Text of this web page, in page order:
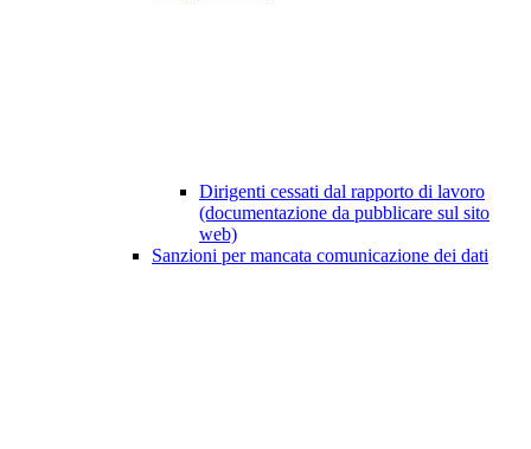
Dirigenti cessati dal rapporto di lavoro
(documentazione da pubblicare sul sito
web)
Sanzioni per mancata comunicazione dei dati